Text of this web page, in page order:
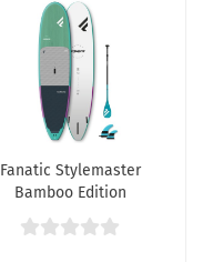
Fanatic Stylemaster
Bamboo Edition